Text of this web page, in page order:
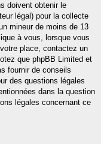
doivent obtenir le
légal) pour la collecte
mineur de moins de 13
à vous, lorsque vous
place, contactez un
que phpBB Limited et
fournir de conseils
des questions légales
dans la question
légales concernant ce